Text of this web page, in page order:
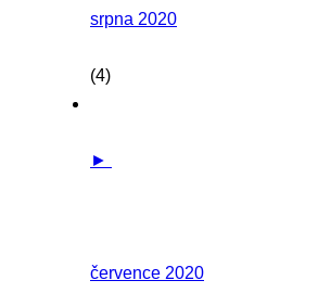
srpna 2020
(4)
►
července 2020